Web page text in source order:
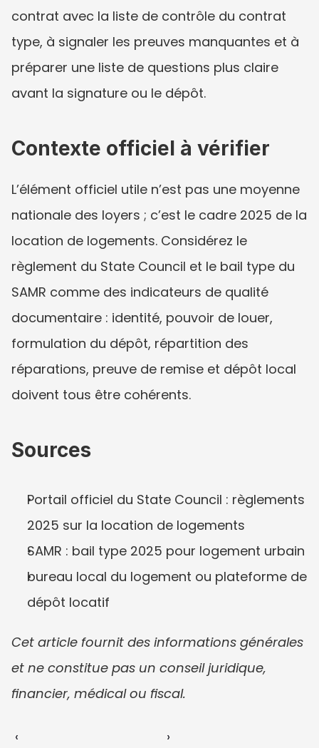
contrat avec la liste de contrôle du contrat
type, à signaler les preuves manquantes et à
préparer une liste de questions plus claire
avant la signature ou le dépôt.
Contexte officiel à vérifier
L’élément officiel utile n’est pas une moyenne
nationale des loyers ; c’est le cadre 2025 de la
location de logements. Considérez le
règlement du State Council et le bail type du
SAMR comme des indicateurs de qualité
documentaire : identité, pouvoir de louer,
formulation du dépôt, répartition des
réparations, preuve de remise et dépôt local
doivent tous être cohérents.
Sources
Portail officiel du State Council : règlements
2025 sur la location de logements
SAMR : bail type 2025 pour logement urbain
bureau local du logement ou plateforme de
dépôt locatif
Cet article fournit des informations générales
et ne constitue pas un conseil juridique,
financier, médical ou fiscal.
‹ ›